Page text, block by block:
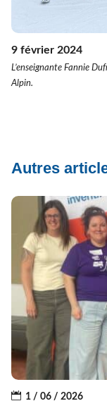
9 février 2024
L’enseignante Fannie
Alpin.
Autres
1 / 06 / 2026